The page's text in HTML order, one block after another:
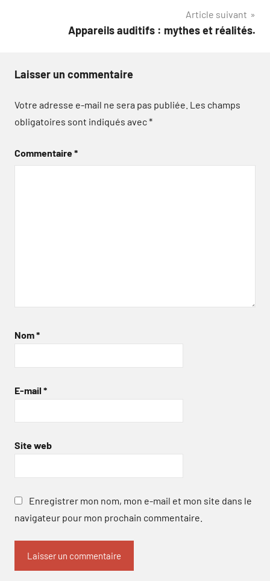
Article suivant
Appareils auditifs : mythes et réalités.
Laisser un commentaire
Votre adresse e-mail ne sera pas publiée. Les champs
obligatoires sont indiqués avec*
Commentaire*
Nom*
E-mail *
Site web
Enregistrer mon nom, mon e-mail et mon site dans le
navigateur pour mon prochain commentaire.